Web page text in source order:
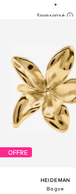
OFFRE
HEIDEMAN
Bague